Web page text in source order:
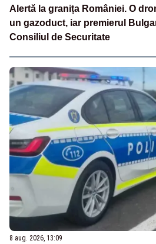
Alertă la granița României. O
un gazoduct, iar premierul
Consiliul de Securitate
8 aug. 2026, 13:09